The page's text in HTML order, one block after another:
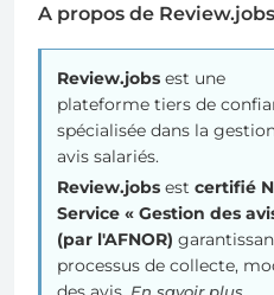
A propos de Review.jobs
Review.jobs est une
plateforme tiers de
spécialisée dans la
avis salariés.
Review.jobs est certifié
Service « Gestion des
(par l'AFNOR)
processus de collecte,
En savoir plus